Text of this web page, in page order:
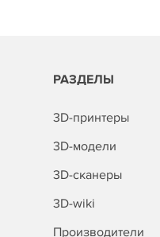
РАЗДЕЛЫ
3D-принтеры
3D-модели
3D-сканеры
3D-wiki
Производители